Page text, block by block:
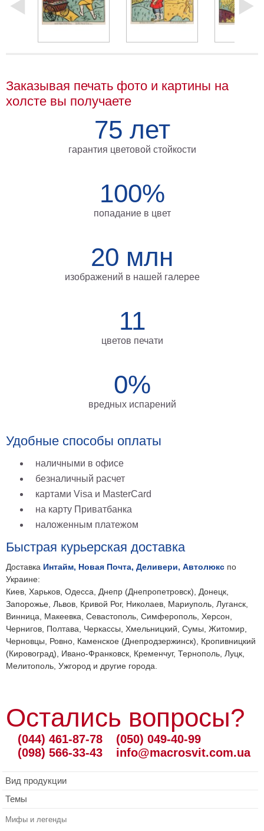
на
Наши
работы
Заказывая печать фото и картины на
холсте вы получаете
75 лет
гарантия цветовой стойкости
100%
попадание в цвет
20 млн
изображений в нашей галерее
11
цветов печати
0%
вредных испарений
Удобные способы оплаты
наличными в офисе
безналичный расчет
картами Visa и MasterCard
на карту Приватбанка
наложенным платежом
Быстрая курьерская доставка
Доставка Интайм, Новая Почта, Деливери, Автолюкс по
Украине:
Киев, Харьков, Одесса, Днепр (Днепропетровск), Донецк,
Запорожье, Львов, Кривой Рог, Николаев, Мариуполь, Луганск,
Винница, Макеевка, Севастополь, Симферополь, Херсон,
Чернигов, Полтава, Черкассы, Хмельницкий, Сумы, Житомир,
Черновцы, Ровно, Каменское (Днепродзержинск), Кропивницкий
(Кировоград), Ивано-Франковск, Кременчуг, Тернополь, Луцк,
Мелитополь, Ужгород и другие города.
Остались вопросы?
(044) 461-87-78
(098) 566-33-43
(050) 049-40-99
info@macrosvit.com.ua
Вид продукции
Темы
Мифы и легенды